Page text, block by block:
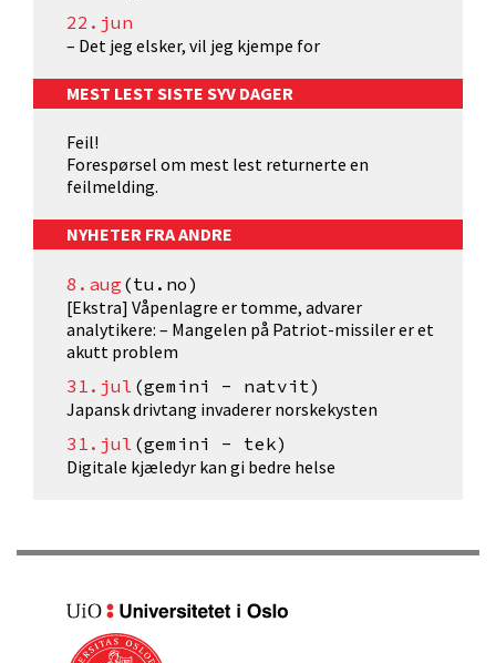
22.jun
– Det jeg elsker, vil jeg kjempe for
MEST LEST SISTE SYV DAGER
Feil!
Forespørsel om mest lest returnerte en
feilmelding.
NYHETER FRA ANDRE
8.aug (tu.no)
[Ekstra] Våpenlagre er tomme, advarer
analytikere: – Mangelen på Patriot-missiler er et
akutt problem
31.jul (gemini - natvit)
Japansk drivtang invaderer norskekysten
31.jul (gemini - tek)
Digitale kjæledyr kan gi bedre helse